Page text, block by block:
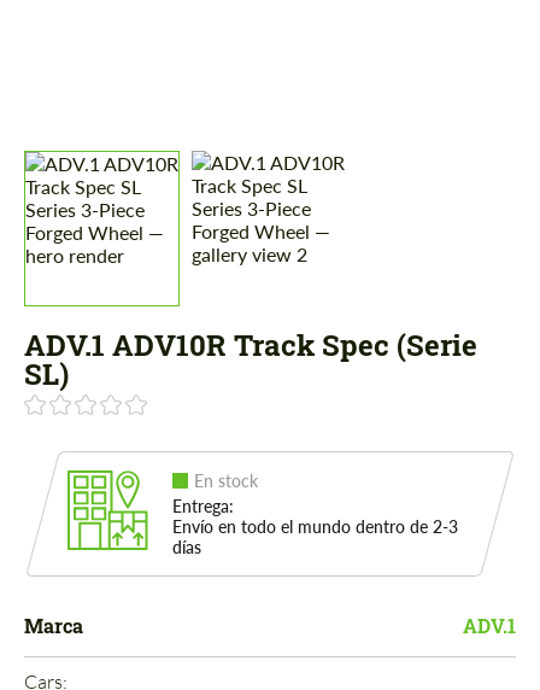
ADV.1 ADV10R Track Spec (Serie
SL)
En stock
Entrega:
Envío en todo el mundo dentro de 2-3
días
Marca ADV.1
Cars: